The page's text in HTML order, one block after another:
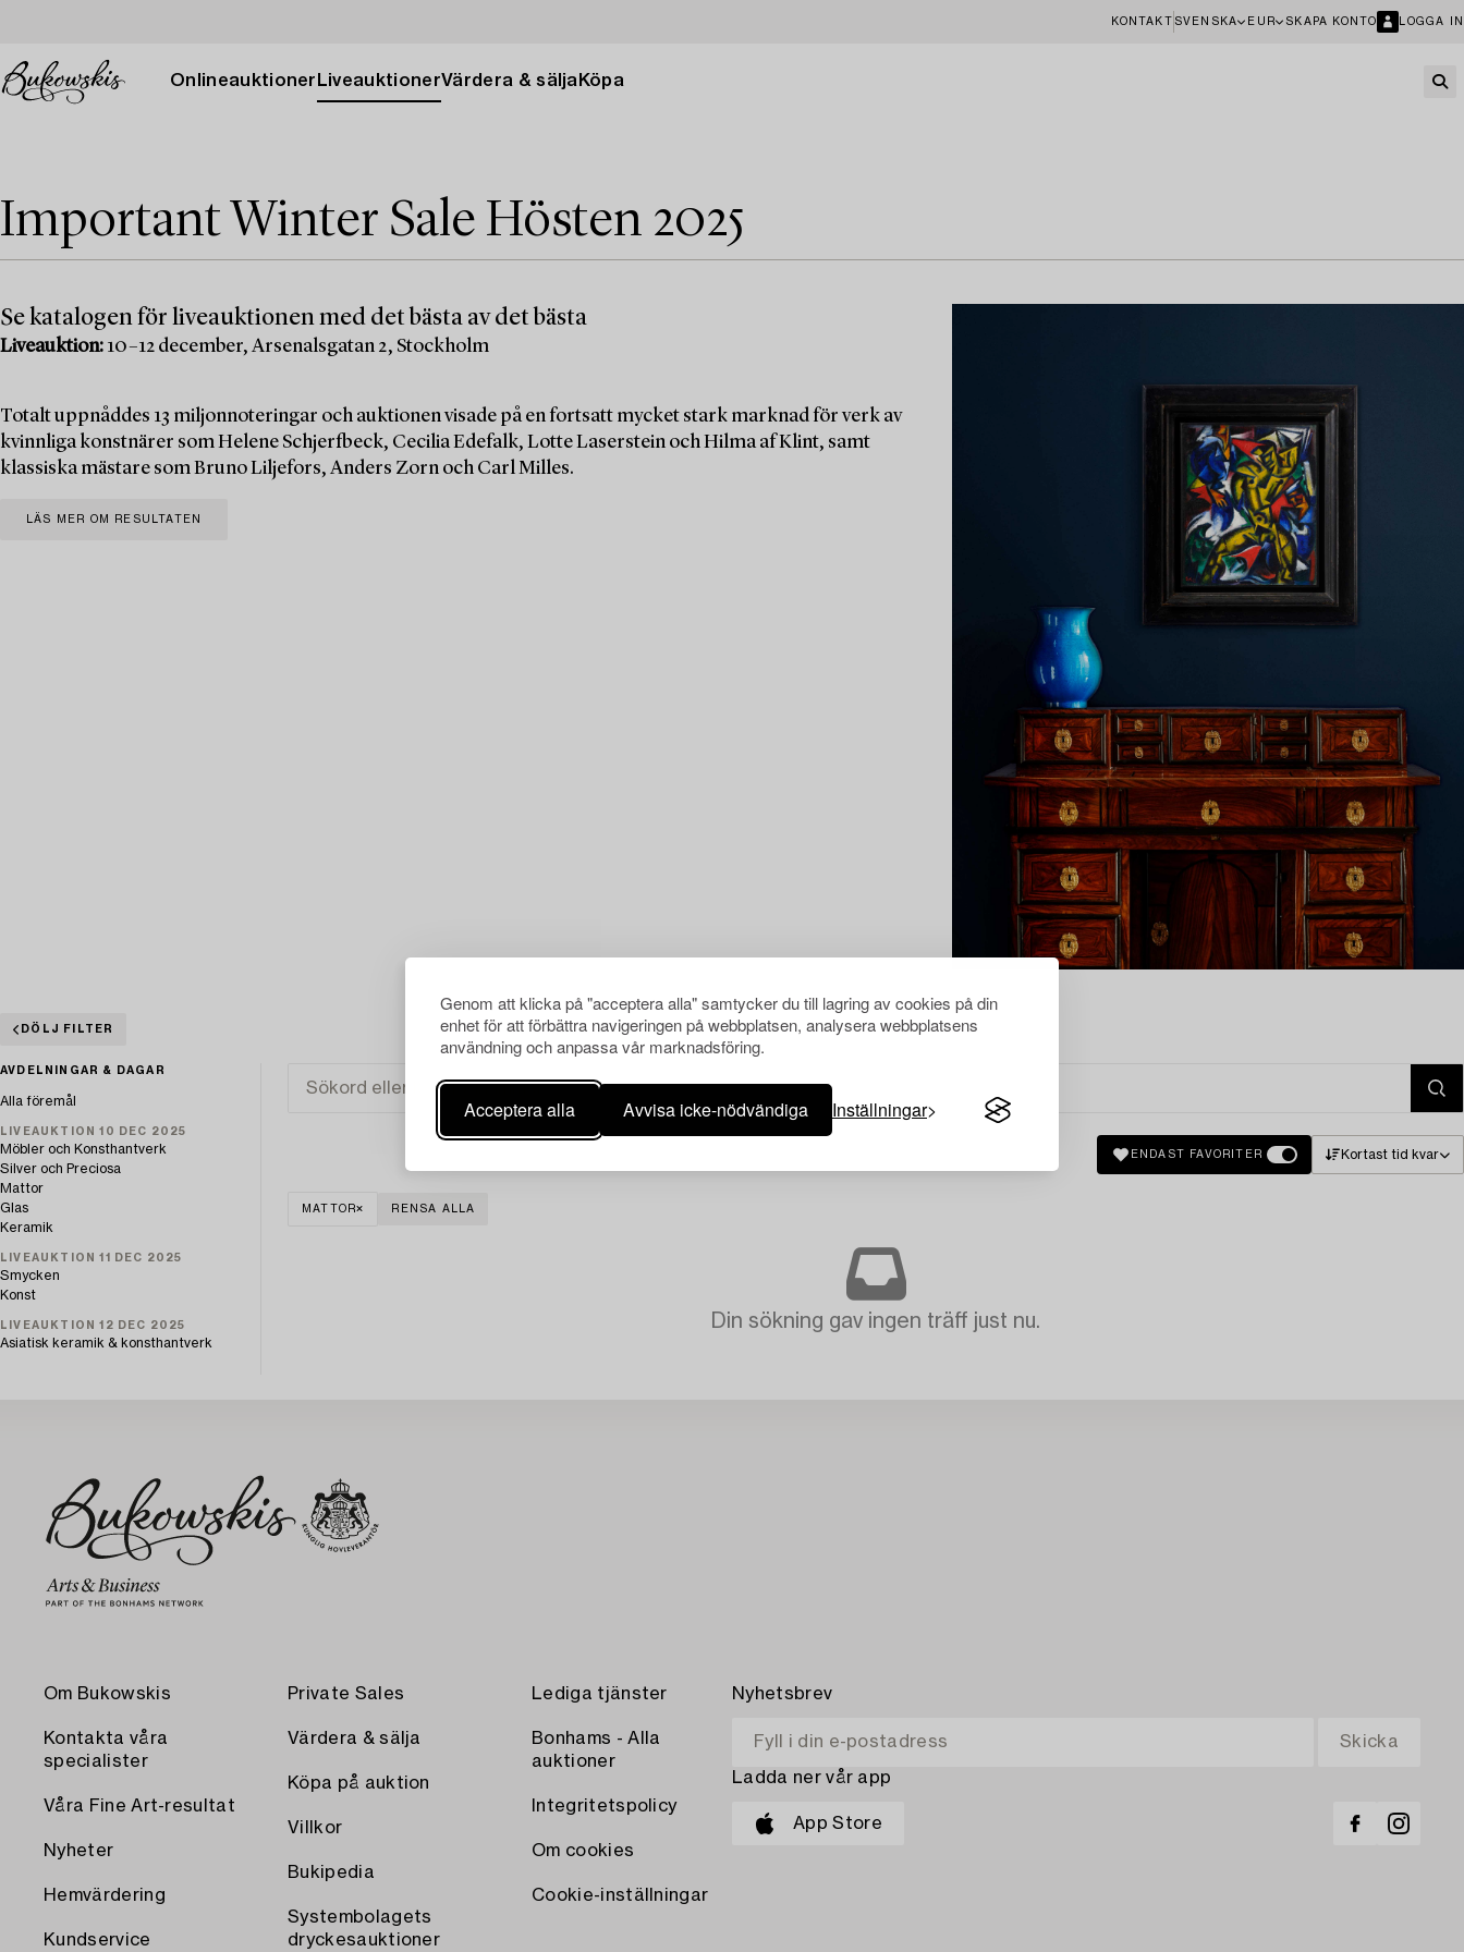
Genom att klicka på "acceptera alla" samtycker du till lagring av cookies på din
enhet för att förbättra navigeringen på webbplatsen, analysera webbplatsens
användning och anpassa vår marknadsföring.
Acceptera alla Avvisa icke-nödvändiga Inställningar
KONTAKT SVENSKA EUR SKAPA KONTO LOGGA IN
Onlineauktioner LiveauktionerVärdera & sälja Köpa
Important Winter Sale Hösten 2025
Se katalogen för liveauktionen med det bästa av det bästa
Liveauktion: 10–12 december, Arsenalsgatan 2, Stockholm
Totalt uppnåddes 13 miljonnoteringar och auktionen visade på en fortsatt mycket stark marknad för verk av
kvinnliga konstnärer som Helene Schjerfbeck, Cecilia Edefalk, Lotte Laserstein och Hilma af Klint, samt
klassiska mästare som Bruno Liljefors, Anders Zorn och Carl Milles.
LÄS MER OM RESULTATEN
DÖLJ FILTER
AVDELNINGAR & DAGAR
Alla föremål
LIVEAUKTION 10 DEC 2025
Möbler och Konsthantverk
Silver och Preciosa
Mattor
Glas
Keramik
LIVEAUKTION 11 DEC 2025
Smycken
Konst
LIVEAUKTION 12 DEC 2025
Asiatisk keramik & konsthantverk
ENDAST FAVORITER Kortast tid kvar
MATTOR RENSA ALLA
Din sökning gav ingen träff just nu.
Om Bukowskis
Kontakta våra
specialister
Våra Fine Art-resultat
Nyheter
Hemvärdering
Kundservice
Private Sales
Värdera & sälja
Köpa på auktion
Villkor
Bukipedia
Systembolagets
dryckesauktioner
Lediga tjänster
Bonhams - Alla
auktioner
Integritetspolicy
Om cookies
Cookie-inställningar
Nyhetsbrev
Ladda ner vår app
App Store